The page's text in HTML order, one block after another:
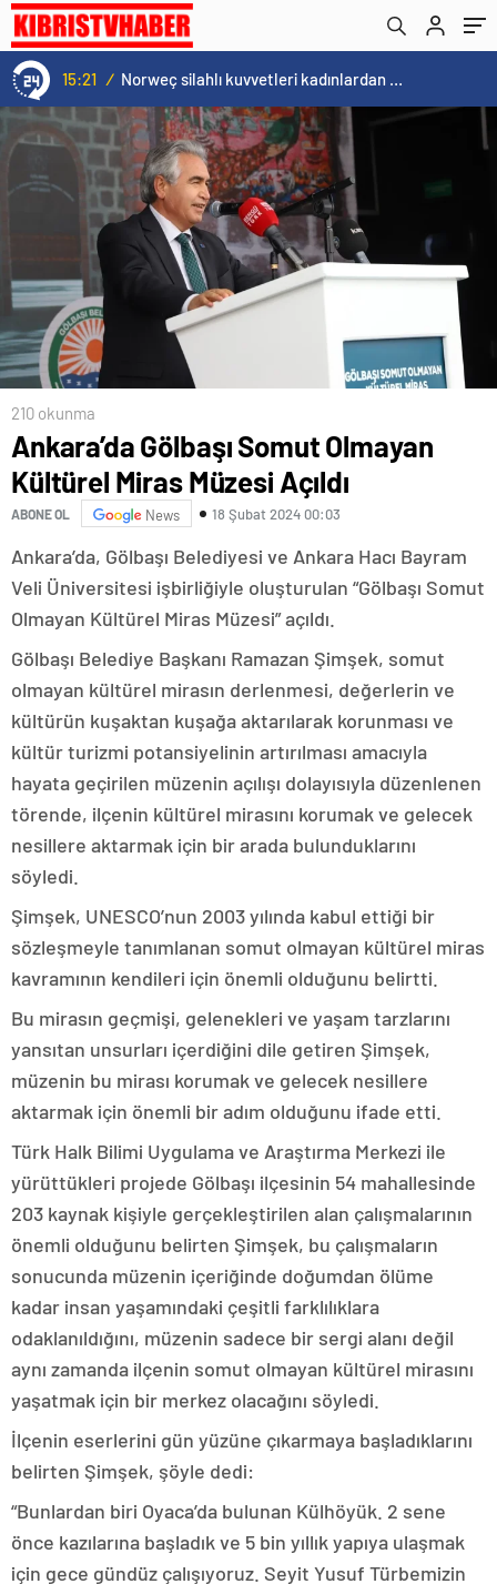
15:21 / Norweç silahlı kuvvetleri kadınlardan oluşan özel kuvvetler eğitimlerini başlattı.
210 okunma
Ankara’da Gölbaşı Somut Olmayan
Kültürel Miras Müzesi Açıldı
ABONE OL News 18 Şubat 2024 00:03
Ankara’da, Gölbaşı Belediyesi ve Ankara Hacı Bayram
Veli Üniversitesi işbirliğiyle oluşturulan “Gölbaşı Somut
Olmayan Kültürel Miras Müzesi” açıldı.
Gölbaşı Belediye Başkanı Ramazan Şimşek, somut
olmayan kültürel mirasın derlenmesi, değerlerin ve
kültürün kuşaktan kuşağa aktarılarak korunması ve
kültür turizmi potansiyelinin artırılması amacıyla
hayata geçirilen müzenin açılışı dolayısıyla düzenlenen
törende, ilçenin kültürel mirasını korumak ve gelecek
nesillere aktarmak için bir arada bulunduklarını
söyledi.
Şimşek, UNESCO’nun 2003 yılında kabul ettiği bir
sözleşmeyle tanımlanan somut olmayan kültürel miras
kavramının kendileri için önemli olduğunu belirtti.
Bu mirasın geçmişi, gelenekleri ve yaşam tarzlarını
yansıtan unsurları içerdiğini dile getiren Şimşek,
müzenin bu mirası korumak ve gelecek nesillere
aktarmak için önemli bir adım olduğunu ifade etti.
Türk Halk Bilimi Uygulama ve Araştırma Merkezi ile
yürüttükleri projede Gölbaşı ilçesinin 54 mahallesinde
203 kaynak kişiyle gerçekleştirilen alan çalışmalarının
önemli olduğunu belirten Şimşek, bu çalışmaların
sonucunda müzenin içeriğinde doğumdan ölüme
kadar insan yaşamındaki çeşitli farklılıklara
odaklanıldığını, müzenin sadece bir sergi alanı değil
aynı zamanda ilçenin somut olmayan kültürel mirasını
yaşatmak için bir merkez olacağını söyledi.
İlçenin eserlerini gün yüzüne çıkarmaya başladıklarını
belirten Şimşek, şöyle dedi:
“Bunlardan biri Oyaca’da bulunan Külhöyük. 2 sene
önce kazılarına başladık ve 5 bin yıllık yapıya ulaşmak
için gece gündüz çalışıyoruz. Seyit Yusuf Türbemizin